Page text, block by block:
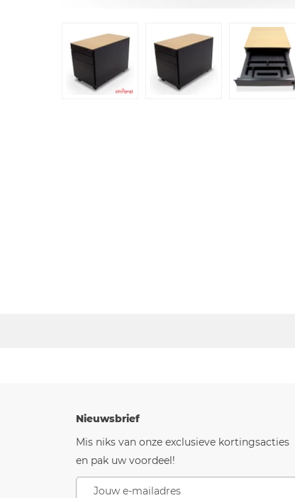
Nieuwsbrief
Mis niks van onze exclusieve kortingsacties
en pak uw voordeel!